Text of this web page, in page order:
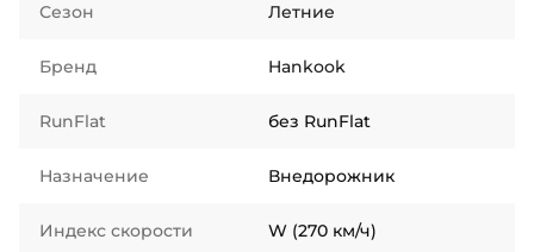
Сезон Летние
Бренд Hankook
RunFlat без RunFlat
Назначение Внедорожник
Индекс скорости W (270 км/ч)